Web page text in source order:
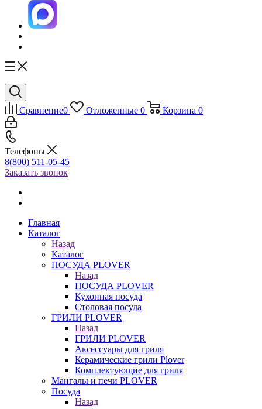
Сравнение0 Отложенные 0 Корзина 0
Телефоны
8(800) 511-05-45
Заказать звонок
Главная
Каталог
Назад
Каталог
ПОСУДА PLOVER
Назад
ПОСУДА PLOVER
Кухонная посуда
Столовая посуда
ГРИЛИ PLOVER
Назад
ГРИЛИ PLOVER
Аксессуары для гриля
Керамические грили Plover
Комплектующие для гриля
Мангалы и печи PLOVER
Посуда
Назад